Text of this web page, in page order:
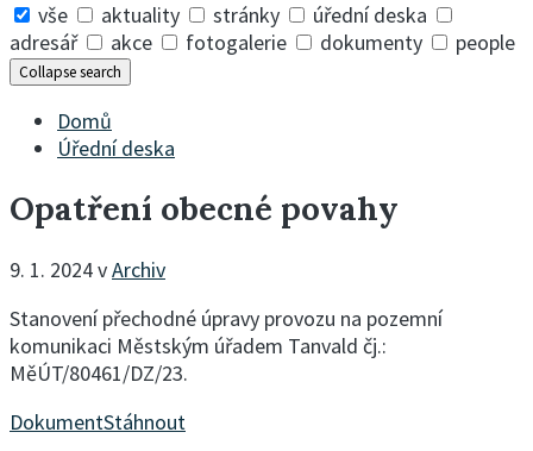
vše
aktuality stránky
úřední deska
adresář
akce fotogalerie dokumenty people
Collapse search
Domů
Úřední deska
Opatření obecné povahy
9. 1. 2024vArchiv
Stanovení přechodné úpravy provozu na pozemní
komunikaci Městským úřadem Tanvald čj.:
MěÚT/80461/DZ/23.
DokumentStáhnout